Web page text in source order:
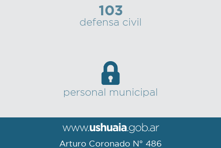
103
defensa civil
personal municipal
Arturo Coronado N° 486